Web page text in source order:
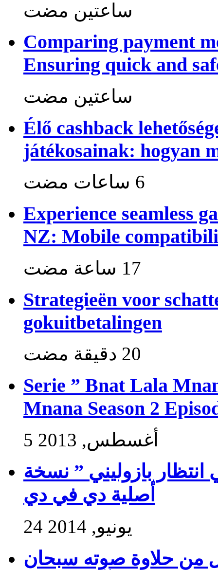
‏ساعتين مضت
Comparing payment
Ensuring quick and
‏ساعتين مضت
Élő cashback
játékosainak: hogyan
Experience seamless
NZ: Mobile
Strategieën voor
gokuitbetalingen
Serie ” Bnat Lala
Mnana Season 2
5 أغسطس, 2013
بازوليني ” نسخة
أصلية دي في دي
24 يونيو, 2014
من حلاوة صوته سبحان